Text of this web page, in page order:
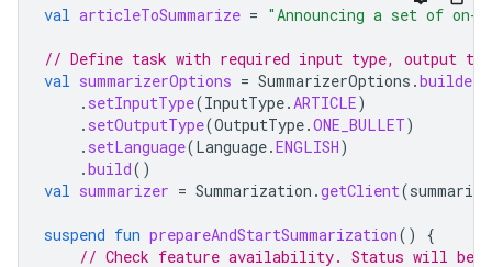
val articleToSummarize = "Announcing a set of on-
// Define task with required input type, output
val summarizerOptions = SummarizerOptions .builder
. setInputType(InputType.ARTICLE)
. setOutputType(OutputType.ONE_BULLET)
. setLanguage(Language.ENGLISH)
.build()
val summarizer = Summarization .getClient(
suspend fun prepareAndStartSummarization()
{
// Check feature availability. Status will be